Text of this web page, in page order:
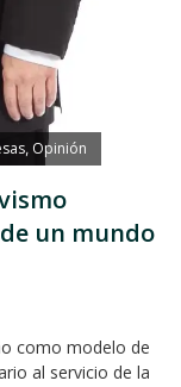
, Opinión
un mundo
como modelo de
al servicio de la